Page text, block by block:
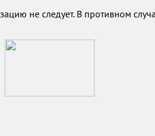
не следует. В противном